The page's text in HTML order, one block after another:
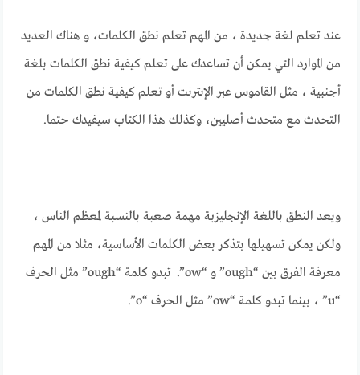
عند تعلم لغة جديدة ، من المهم تعلم نطق الكلمات، و هناك العديد
من الموارد التي يمكن أن تساعدك على تعلم كيفية نطق الكلمات بلغة
أجنبية ، مثل القاموس عبر الإنترنت أو تعلم كيفية نطق الكلمات من
التحدث مع متحدث أصليين، وكذلك هذا الكتاب سيفيدك حتما.
ويعد النطق باللغة الإنجليزية مهمة صعبة بالنسبة لمعظم الناس ،
ولكن يمكن تسهيلها بتذكر بعض الكلمات الأساسية، مثلا من المهم
معرفة الفرق بين “ough” و “ow”. تبدو كلمة “ough” مثل الحرف
“u” ، بينما تبدو كلمة “ow” مثل الحرف “o”.